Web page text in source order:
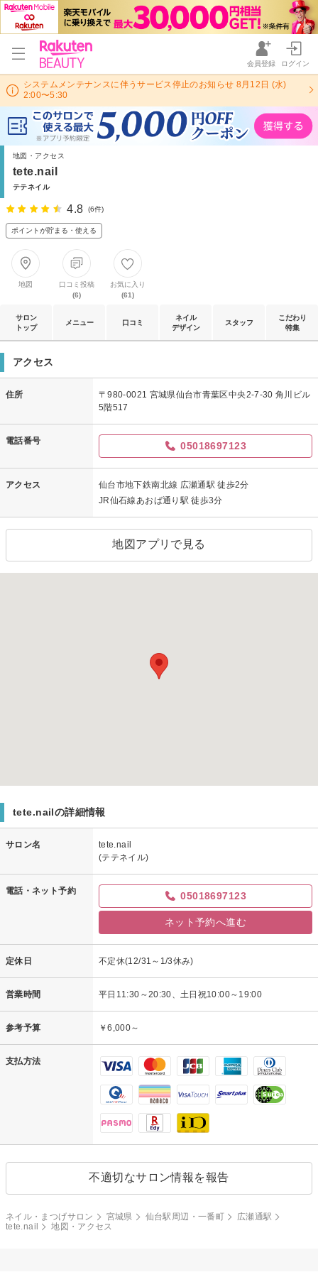
会員登録 ログイン
システムメンテナンスに伴うサービス停止のお知らせ 8月12日 (水)
2:00〜5:30
地図・アクセス
tete.nail
テテネイル
4.8 (6件)
ポイントが貯まる・使える
地図
口コミ投稿
(6)
お気に入り
(61)
サロン
トップ
メニュー 口コミ
ネイル
デザイン
スタッフ
こだわり
特集
アクセス
住所
〒980-0021 宮城県仙台市青葉区中央2-7-30 角川ビル
5階517
電話番号 05018697123
アクセス
仙台市地下鉄南北線 広瀬通駅 徒歩2分
JR仙石線あおば通り駅 徒歩3分
地図アプリで見る
tete.nailの詳細情報
サロン名
tete.nail
(テテネイル)
電話・ネット予約 05018697123
ネット予約へ進む
定休日 不定休(12/31～1/3休み)
営業時間 平日11:30～20:30、土日祝10:00～19:00
参考予算 ￥6,000～
支払方法
不適切なサロン情報を報告
ネイル・まつげサロン 宮城県 仙台駅周辺・一番町
広瀬通駅
tete.nail
地図・アクセス